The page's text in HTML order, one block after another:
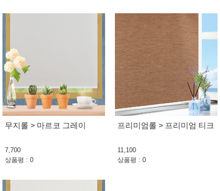
무지롤 > 마르코 그레이
7,700
상품평 : 0
프리미엄롤 > 프리미엄 티크
11,100
상품평 : 0